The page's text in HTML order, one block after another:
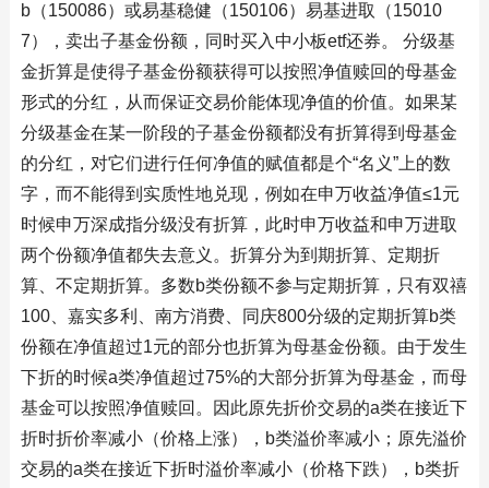
b（150086）或易基稳健（150106）易基进取（15010
7），卖出子基金份额，同时买入中小板etf还券。 分级基
金折算是使得子基金份额获得可以按照净值赎回的母基金
形式的分红，从而保证交易价能体现净值的价值。如果某
分级基金在某一阶段的子基金份额都没有折算得到母基金
的分红，对它们进行任何净值的赋值都是个“名义”上的数
字，而不能得到实质性地兑现，例如在申万收益净值≤1元
时候申万深成指分级没有折算，此时申万收益和申万进取
两个份额净值都失去意义。折算分为到期折算、定期折
算、不定期折算。多数b类份额不参与定期折算，只有双禧
100、嘉实多利、南方消费、同庆800分级的定期折算b类
份额在净值超过1元的部分也折算为母基金份额。由于发生
下折的时候a类净值超过75%的大部分折算为母基金，而母
基金可以按照净值赎回。因此原先折价交易的a类在接近下
折时折价率减小（价格上涨），b类溢价率减小；原先溢价
交易的a类在接近下折时溢价率减小（价格下跌），b类折